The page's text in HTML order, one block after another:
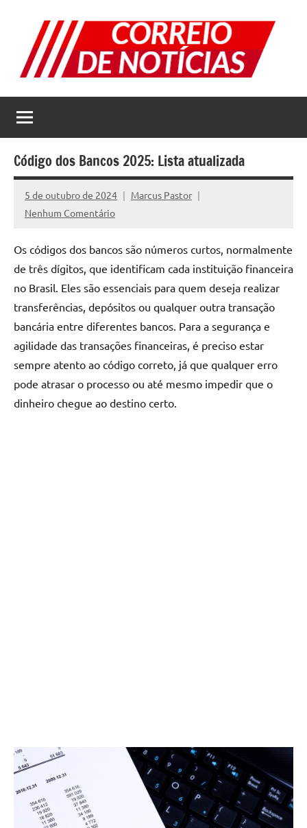
conteúdo
Correio
de
Notícias
as
melhores
notícias
internet
Código dos Bancos 2025: Lista atualizada
5 de outubro de 2024
Marcus Pastor
Nenhum Comentário
Os códigos dos bancos são números curtos, normalmente
de três dígitos, que identificam cada instituição financeira
no Brasil. Eles são essenciais para quem deseja realizar
transferências, depósitos ou qualquer outra transação
bancária entre diferentes bancos. Para a segurança e
agilidade das transações financeiras, é preciso estar
sempre atento ao código correto, já que qualquer erro
pode atrasar o processo ou até mesmo impedir que o
dinheiro chegue ao destino certo.